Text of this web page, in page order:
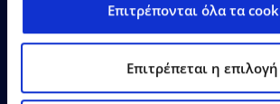
Επιτρέπονται όλα τα
Επιτρέπεται η επιλογή
22.06.2026 Δελτία Τύπου